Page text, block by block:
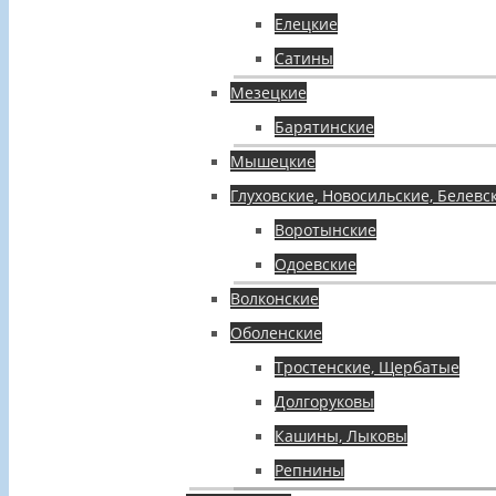
Елецкие
Сатины
Мезецкие
Барятинские
Мышецкие
Глуховские, Новосильские,
Воротынские
Одоевские
Волконские
Оболенские
Тростенские, Щербатые
Долгоруковы
Кашины, Лыковы
Репнины